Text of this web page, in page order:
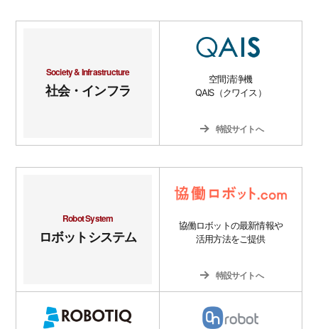
Society & Infrastructure
社会・インフラ
空間清浄機
QAIS（クワイス）
特設サイトへ
Robot System
ロボットシステム
協働ロボットの最新情報や
活用方法をご提供
特設サイトへ